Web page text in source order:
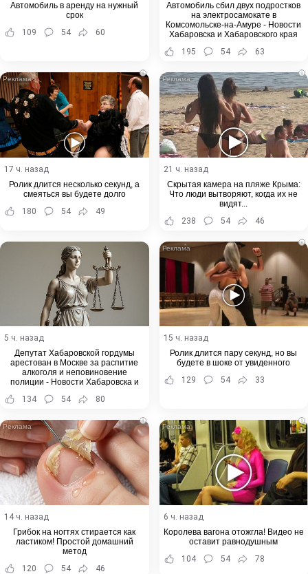
Автомобиль в аренду на нужный
срок
109
54 60
Автомобиль сбил двух подростков
на электросамокате в
Комсомольске-на-Амуре - Новости
Хабаровска и Хабаровского края
195
54 63
i
17 ч. назад
Ролик длится несколько секунд, а
смеяться вы будете долго
180
54 49
i
21 ч. назад
Скрытая камера на пляже Крыма:
Что люди вытворяют, когда их не
видят...
238
54 46
5 ч. назад
Депутат Хабаровской гордумы
арестован в Москве за распитие
алкоголя и неповиновение
полиции - Новости Хабаровска и
134 54 80
i
15 ч. назад
Ролик длится пару секунд, но вы
будете в шоке от увиденного
129
54 33
i
14 ч. назад
Грибок на ногтях стирается как
ластиком! Простой домашний
метод
120
54 46
i
6 ч. назад
Королева вагона отожгла! Видео не
оставит равнодушным
104
54 78